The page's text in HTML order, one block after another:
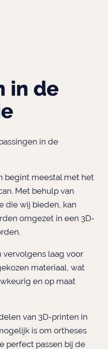
in de
in de
begint meestal met het
Met behulp van
die wij bieden, kan
omgezet in een 3D-
laag voor
materiaal, wat
en op maat
van 3D-printen in
is om ortheses
perfect passen bij de